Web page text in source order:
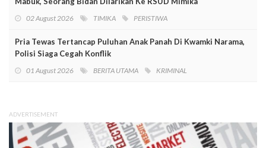
02 August 2026 TIMIKA PERISTIWA
Pria Tewas Tertancap Puluhan Anak Panah Di Kwamki Narama,
Polisi Siaga Cegah Konflik
01 August 2026 BERITA UTAMA KRIMINAL
ADVERTISEMENT